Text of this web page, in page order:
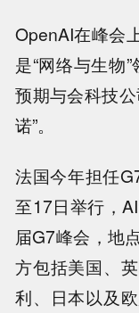
OpenAI在峰会
是“网络与生物
预期与会科技
诺”。
法国今年担任
至17日举行，
届G7峰会，地
方包括美国、
利、日本以及